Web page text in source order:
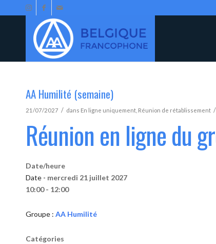
AA Humilité (semaine)
21/07/2027 / dans En ligne uniquement Réunion de rétablissement /
Réunion en ligne du
Date/heure
Date - mercredi 21 juillet 2027
10:00 - 12:00
Groupe : AA Humilité
Catégories